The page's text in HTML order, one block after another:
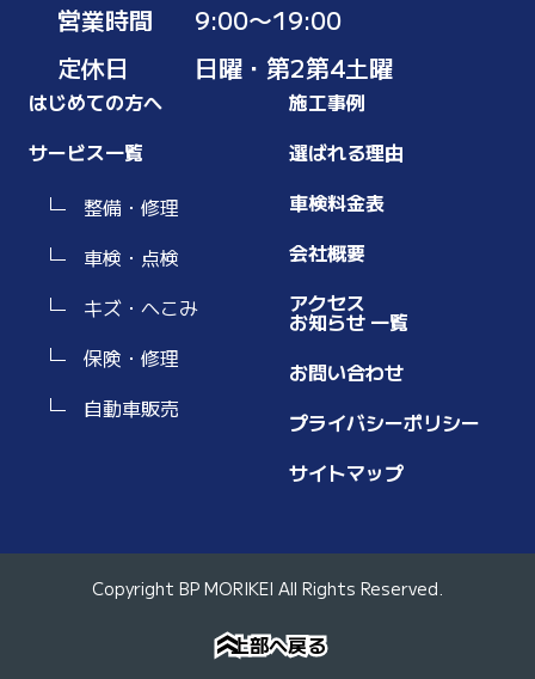
営業時間
9:00〜19:00
定休日
日曜・第2第4土曜
はじめての方へ
サービス一覧
整備・修理
車検・点検
キズ・へこみ
保険・修理
自動車販売
施工事例
選ばれる理由
車検料金表
会社概要
アクセス
お知らせ 一覧
お問い合わせ
プライバシーポリシー
サイトマップ
Copyright BP MORIKEI All Rights Reserved.
»上部へ戻る
»上部へ戻る